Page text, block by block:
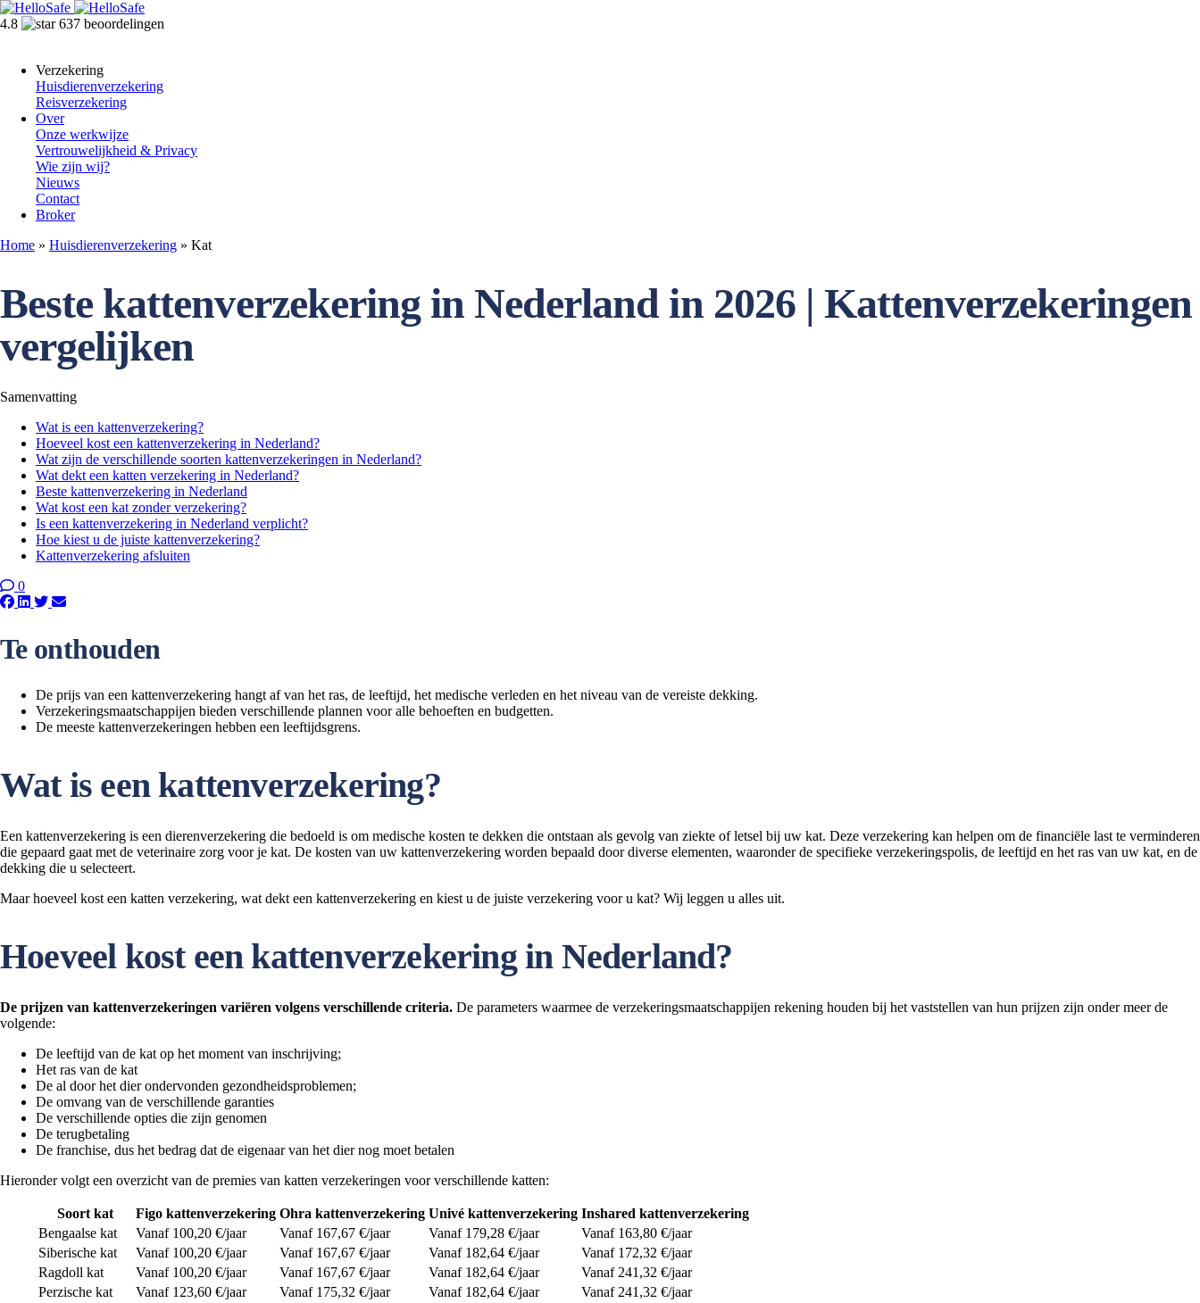
4.8 637 beoordelingen
Verzekering
Huisdierenverzekering
Reisverzekering
Over
Onze werkwijze
Vertrouwelijkheid & Privacy
Wie zijn wij?
Nieuws
Contact
Broker
Home » Huisdierenverzekering » Kat
Beste kattenverzekering in Nederland in 2026 | Kattenverzekeringen
vergelijken
Samenvatting
Wat is een kattenverzekering?
Hoeveel kost een kattenverzekering in Nederland?
Wat zijn de verschillende soorten kattenverzekeringen in Nederland?
Wat dekt een katten verzekering in Nederland?
Beste kattenverzekering in Nederland
Wat kost een kat zonder verzekering?
Is een kattenverzekering in Nederland verplicht?
Hoe kiest u de juiste kattenverzekering?
Kattenverzekering afsluiten
0
Te onthouden
De prijs van een kattenverzekering hangt af van het ras, de leeftijd, het medische verleden en het niveau van de vereiste dekking.
Verzekeringsmaatschappijen bieden verschillende plannen voor alle behoeften en budgetten.
De meeste kattenverzekeringen hebben een leeftijdsgrens.
Wat is een kattenverzekering?
Een kattenverzekering is een dierenverzekering die bedoeld is om medische kosten te dekken die ontstaan als gevolg van ziekte of letsel bij uw kat. Deze verzekering kan helpen om de financiële last te verminderen
die gepaard gaat met de veterinaire zorg voor je kat. De kosten van uw kattenverzekering worden bepaald door diverse elementen, waaronder de specifieke verzekeringspolis, de leeftijd en het ras van uw kat, en de
dekking die u selecteert.
Maar hoeveel kost een katten verzekering, wat dekt een kattenverzekering en kiest u de juiste verzekering voor u kat? Wij leggen u alles uit.
Hoeveel kost een kattenverzekering in Nederland?
De prijzen van kattenverzekeringen variëren volgens verschillende criteria. De parameters waarmee de verzekeringsmaatschappijen rekening houden bij het vaststellen van hun prijzen zijn onder meer de
volgende:
De leeftijd van de kat op het moment van inschrijving;
Het ras van de kat
De al door het dier ondervonden gezondheidsproblemen;
De omvang van de verschillende garanties
De verschillende opties die zijn genomen
De terugbetaling
De franchise, dus het bedrag dat de eigenaar van het dier nog moet betalen
Hieronder volgt een overzicht van de premies van katten verzekeringen voor verschillende katten:
Soort kat Figo kattenverzekering Ohra kattenverzekering Univé kattenverzekering Inshared kattenverzekering
Bengaalse kat
Vanaf 100,20 €/jaar Vanaf 167,67 €/jaar Vanaf 179,28 €/jaar
Vanaf 163,80 €/jaar
Siberische kat
Vanaf 100,20 €/jaar Vanaf 167,67 €/jaar Vanaf 182,64 €/jaar
Vanaf 172,32 €/jaar
Ragdoll kat
Vanaf 100,20 €/jaar Vanaf 167,67 €/jaar Vanaf 182,64 €/jaar
Vanaf 241,32 €/jaar
Perzische kat
Vanaf 123,60 €/jaar Vanaf 175,32 €/jaar Vanaf 182,64 €/jaar
Vanaf 241,32 €/jaar